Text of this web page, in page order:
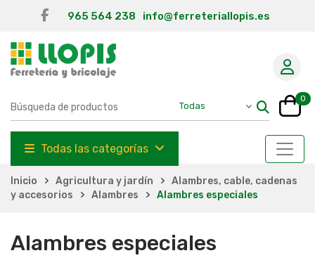
965 564 238 info@ferreteriallopis.es
0
Todas las categorías
Inicio Agricultura y jardín
Alambres, cable, cadenas
y accesorios
Alambres Alambres especiales
Alambres especiales